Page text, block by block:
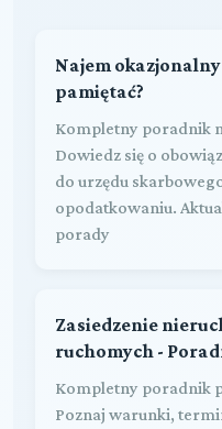
Najem
pamiętać?
Kompletny poradnik
Dowiedz się o
do urzędu
opodatkowaniu.
porady
Zasiedzenie
ruchomych -
Kompletny poradnik
Poznaj warunki,